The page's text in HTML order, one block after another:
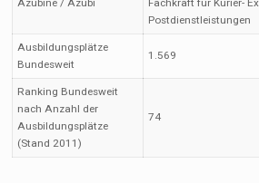
Azubine / Azubi
Fachkraft für Kurier-
Postdienstleistungen
Ausbildungsplätze
Bundesweit
1.569
Ranking Bundesweit
nach Anzahl der
Ausbildungsplätze
(Stand 2011)
74